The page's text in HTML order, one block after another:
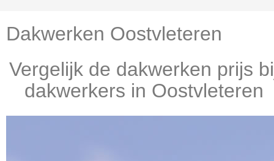
Dakwerken Oostvleteren
Vergelijk de dakwerken prijs
dakwerkers in Oostvleteren